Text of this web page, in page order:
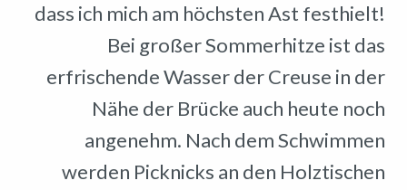
dass ich mich am höchsten Ast festhielt!
Bei großer Sommerhitze ist das
erfrischende Wasser der Creuse in der
Nähe der Brücke auch heute noch
angenehm. Nach dem Schwimmen
werden Picknicks an den Holztischen